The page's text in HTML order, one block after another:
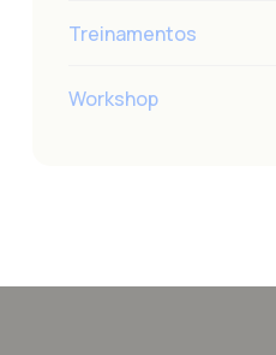
Treinamentos
Workshop